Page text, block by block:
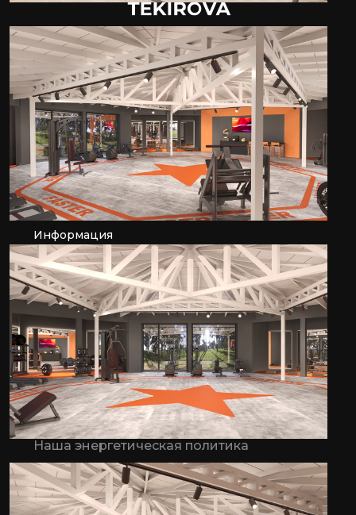
Rai Foresta
Проживание
Аквапарк
Спа и Велнес
Детский клуб
Информация
Галерея
Политика использования файлов cookie
Закон о защите персональных данных
Наша политика качества
Информационное уведомление
Отдел кадров
Наша политика устойчивого развития
Наша энергетическая политика
Для агентств
Контакты